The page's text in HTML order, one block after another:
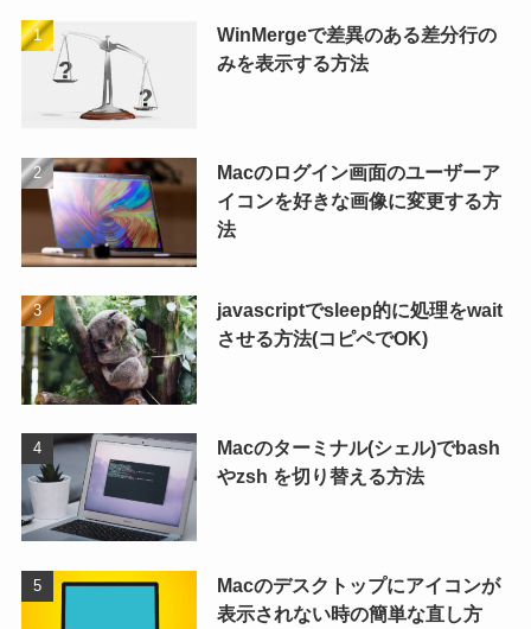
WinMergeで差異のある差分行の
みを表示する方法
Macのログイン画面のユーザーア
イコンを好きな画像に変更する方
法
javascriptでsleep的に処理をwait
させる方法(コピペでOK)
Macのターミナル(シェル)でbash
やzsh を切り替える方法
Macのデスクトップにアイコンが
表示されない時の簡単な直し方